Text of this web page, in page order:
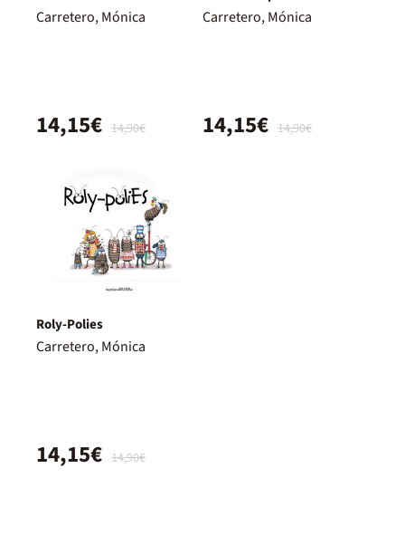
Carretero, Mónica
14,90€
14,15€
Carretero, Mónica
14,90€
14,15€
Roly-Polies
Carretero, Mónica
14,90€
14,15€